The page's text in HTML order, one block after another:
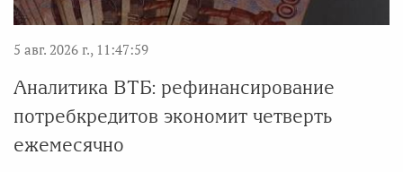
5 авг. 2026 г., 11:47:59
Аналитика ВТБ: рефинансирование
потребкредитов экономит четверть
ежемесячно